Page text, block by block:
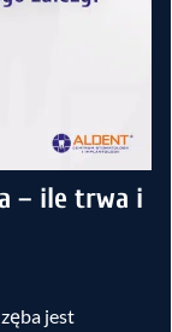
– ile trwa i
jest